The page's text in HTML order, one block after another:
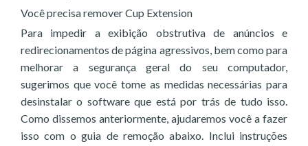
Você precisa remover Cup Extension
Para impedir a exibição obstrutiva de anúncios e
redirecionamentos de página agressivos, bem como para
melhorar a segurança geral do seu computador,
sugerimos que você tome as medidas necessárias para
desinstalar o software que está por trás de tudo isso.
Como dissemos anteriormente, ajudaremos você a fazer
isso com o guia de remoção abaixo. Inclui instruções